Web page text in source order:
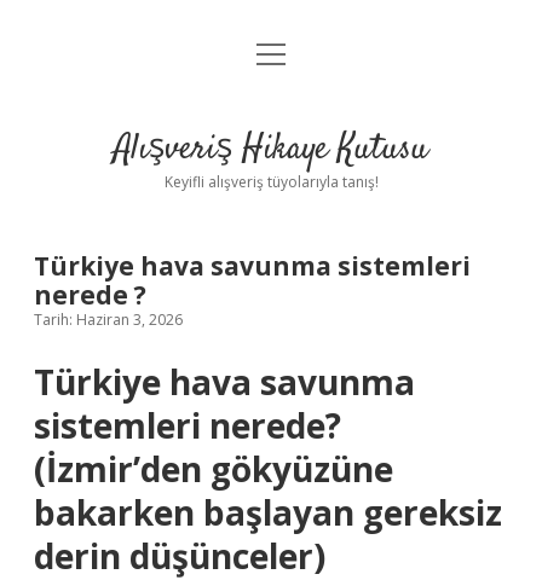
Anasayfa
Yasal Uyarı
menüyü
Alışveriş Hikaye Kutusu
Keyifli alışveriş tüyolarıyla tanış!
Türkiye hava savunma sistemleri
nerede ?
Tarih: Haziran 3, 2026
Türkiye hava savunma
sistemleri nerede?
(İzmir’den gökyüzüne
bakarken başlayan gereksiz
derin düşünceler)